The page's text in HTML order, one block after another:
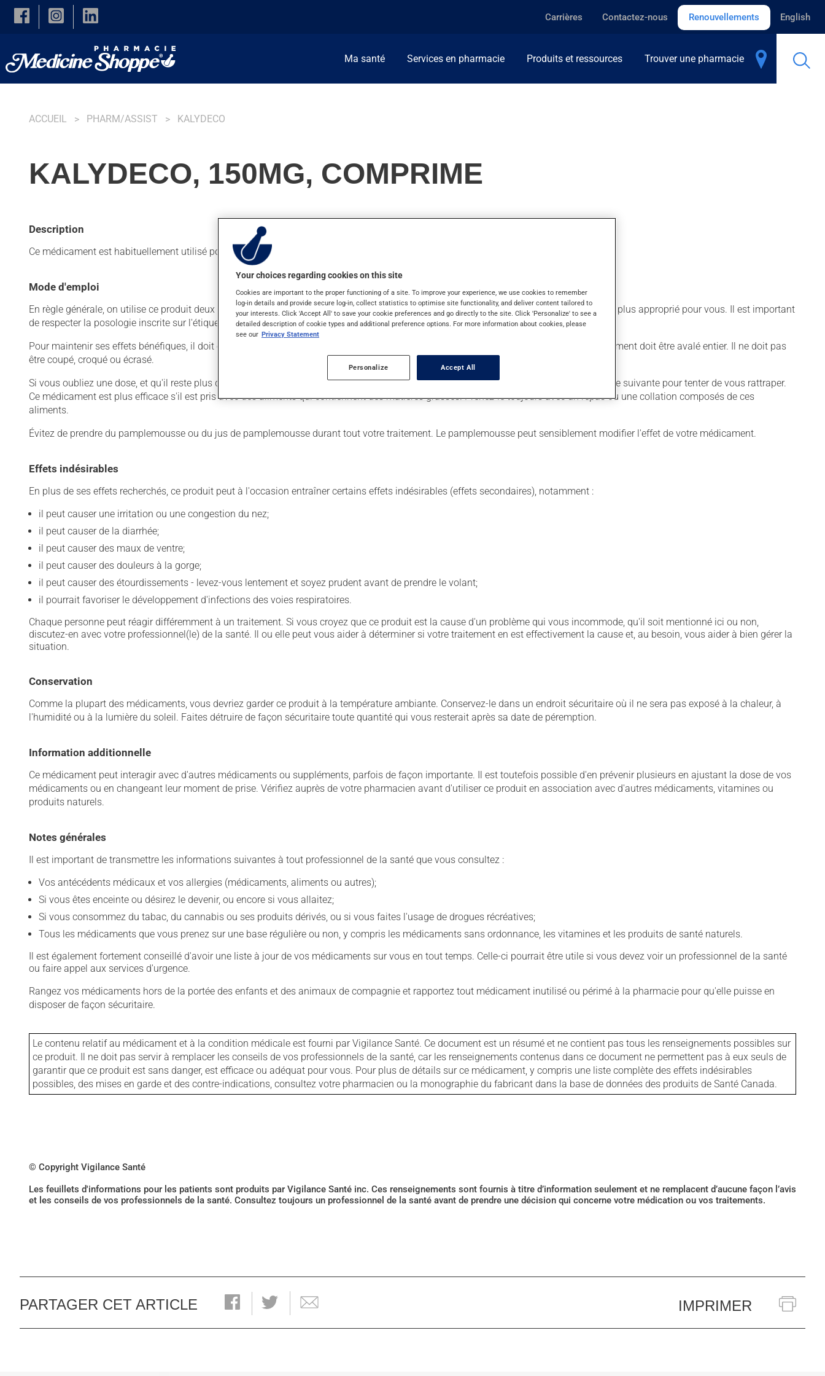
Skip to main content
Carrières Contactez-nous Renouvellements English
Ma santé Services en pharmacie Produits et ressources Trouver une pharmacie
ACCUEIL PHARM/ASSIST KALYDECO
KALYDECO, 150MG, COMPRIME
Description
Ce médicament est habituellement utilisé pour la fibrose kystique. Il produit son plein effet après quelques semaines.
Mode d'emploi
En règle générale, on utilise ce produit deux fois par jour. Il est possible que votre pharmacien vous ait indiqué un horaire différent qui est plus approprié pour vous. Il est important
de respecter la posologie inscrite sur l'étiquette. N'en utilisez pas plus, ni plus souvent qu'indiqué.
Pour maintenir ses effets bénéfiques, il doit être utilisé de façon régulière et continue. Assurez-vous de ne jamais en manquer. Ce médicament doit être avalé entier. Il ne doit pas
être coupé, croqué ou écrasé.
Si vous oubliez une dose, et qu'il reste plus de 6 heures avant la prochaine dose, prenez-la dès que vous y pensez. Ne doublez pas la dose suivante pour tenter de vous rattraper.
Ce médicament est plus efficace s'il est pris avec des aliments qui contiennent des matières grasses. Prenez-le toujours avec un repas ou une collation composés de ces
aliments.
Évitez de prendre du pamplemousse ou du jus de pamplemousse durant tout votre traitement. Le pamplemousse peut sensiblement modifier l'effet de votre médicament.
Effets indésirables
En plus de ses effets recherchés, ce produit peut à l'occasion entraîner certains effets indésirables (effets secondaires), notamment :
il peut causer une irritation ou une congestion du nez;
il peut causer de la diarrhée;
il peut causer des maux de ventre;
il peut causer des douleurs à la gorge;
il peut causer des étourdissements - levez-vous lentement et soyez prudent avant de prendre le volant;
il pourrait favoriser le développement d'infections des voies respiratoires.
Chaque personne peut réagir différemment à un traitement. Si vous croyez que ce produit est la cause d'un problème qui vous incommode, qu'il soit mentionné ici ou non,
discutez-en avec votre professionnel(le) de la santé. Il ou elle peut vous aider à déterminer si votre traitement en est effectivement la cause et, au besoin, vous aider à bien gérer la
situation.
Conservation
Comme la plupart des médicaments, vous devriez garder ce produit à la température ambiante. Conservez-le dans un endroit sécuritaire où il ne sera pas exposé à la chaleur, à
l'humidité ou à la lumière du soleil. Faites détruire de façon sécuritaire toute quantité qui vous resterait après sa date de péremption.
Information additionnelle
Ce médicament peut interagir avec d'autres médicaments ou suppléments, parfois de façon importante. Il est toutefois possible d'en prévenir plusieurs en ajustant la dose de vos
médicaments ou en changeant leur moment de prise. Vérifiez auprès de votre pharmacien avant d'utiliser ce produit en association avec d'autres médicaments, vitamines ou
produits naturels.
Notes générales
Il est important de transmettre les informations suivantes à tout professionnel de la santé que vous consultez :
Vos antécédents médicaux et vos allergies (médicaments, aliments ou autres);
Si vous êtes enceinte ou désirez le devenir, ou encore si vous allaitez;
Si vous consommez du tabac, du cannabis ou ses produits dérivés, ou si vous faites l'usage de drogues récréatives;
Tous les médicaments que vous prenez sur une base régulière ou non, y compris les médicaments sans ordonnance, les vitamines et les produits de santé naturels.
Il est également fortement conseillé d'avoir une liste à jour de vos médicaments sur vous en tout temps. Celle-ci pourrait être utile si vous devez voir un professionnel de la santé
ou faire appel aux services d'urgence.
Rangez vos médicaments hors de la portée des enfants et des animaux de compagnie et rapportez tout médicament inutilisé ou périmé à la pharmacie pour qu'elle puisse en
disposer de façon sécuritaire.
Le contenu relatif au médicament et à la condition médicale est fourni par Vigilance Santé. Ce document est un résumé et ne contient pas tous les renseignements possibles sur
ce produit. Il ne doit pas servir à remplacer les conseils de vos professionnels de la santé, car les renseignements contenus dans ce document ne permettent pas à eux seuls de
garantir que ce produit est sans danger, est efficace ou adéquat pour vous. Pour plus de détails sur ce médicament, y compris une liste complète des effets indésirables
possibles, des mises en garde et des contre-indications, consultez votre pharmacien ou la monographie du fabricant dans la base de données des produits de Santé Canada.
© Copyright Vigilance Santé
Les feuillets d'informations pour les patients sont produits par Vigilance Santé inc. Ces renseignements sont fournis à titre d’information seulement et ne remplacent d’aucune façon l’avis
et les conseils de vos professionnels de la santé. Consultez toujours un professionnel de la santé avant de prendre une décision qui concerne votre médication ou vos traitements.
PARTAGER CET ARTICLE IMPRIMER
Your choices regarding cookies on this site
Cookies are important to the proper functioning of a site. To improve your experience, we use cookies to remember
log-in details and provide secure log-in, collect statistics to optimise site functionality, and deliver content tailored to
your interests. Click 'Accept All' to save your cookie preferences and go directly to the site. Click 'Personalize' to see a
detailed description of cookie types and additional preference options. For more information about cookies, please
see our Privacy Statement
Personalize Accept All